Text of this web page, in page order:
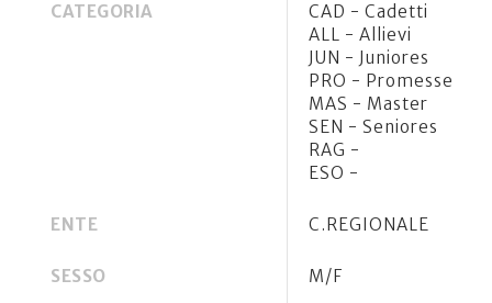
CATEGORIA
CAD - Cadetti
ALL - Allievi
JUN - Juniores
PRO - Promesse
MAS - Master
SEN - Seniores
RAG -
ESO -
ENTE C.REGIONALE
SESSO M/F